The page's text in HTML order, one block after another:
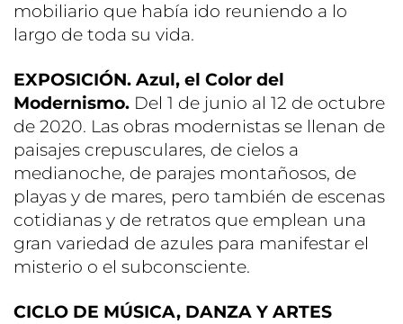
mobiliario que había ido reuniendo a lo
largo de toda su vida.
EXPOSICIÓN. Azul, el Color del
Modernismo. Del 1 de junio al 12 de octubre
de 2020. Las obras modernistas se llenan de
paisajes crepusculares, de cielos a
medianoche, de parajes montañosos, de
playas y de mares, pero también de escenas
cotidianas y de retratos que emplean una
gran variedad de azules para manifestar el
misterio o el subconsciente.
CICLO DE MÚSICA, DANZA Y ARTES